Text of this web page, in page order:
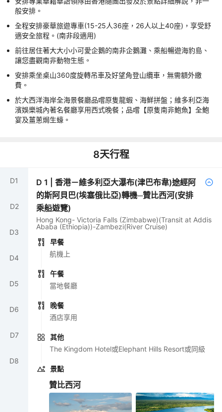
般安排。
全程安排豪華旅遊專車(15-25人36座，26人以上40座)，享受舒
適安全旅程。(南非段適用)
前往居住著大大小小可愛企鵝的南非企鵝灘、乘船暢遊海豹島、
讓您盡觀南非動物生態。
安排乘坐桌山360度旋轉吊車及好望角登山纜車，無需額外繳
費。
於大西洋海岸全海景餐廳品嚐原隻龍蝦、海鮮拼盤；維多利亞海
濱娛樂城內著名餐廳享用西式晚餐；品嚐【原隻南非鮑魚】全鮑
宴及薑蔥焗生蠔。
8天行程
D1
D2
D3
D4
D5
D6
D7
D8
D1 |香港－維多利亞大瀑布(津巴布韋)途經阿
的斯阿貝巴(埃塞俄比亞)轉機─贊比西河(安排
乘船遊覽)
Hong Kong- Victoria Falls (Zimbabwe)(Transit at Addis
Ababa (Ethiopia))-Zambezi(River Cruise)
早餐
航機上
午餐
當地餐廳
晚餐
酒店享用
其他
The Kingdom Hotel或Elephant Hills Resort或同級
景點
贊比西河